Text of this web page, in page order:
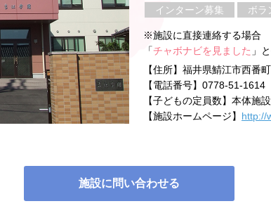
インターン募集
ボラ
※施設に直接連絡する場合
「チャボナビを見ました 」
【住所】 福井県鯖江市西番
【電話番号】 0778-51-1614
【子どもの定員数】 本体施
【施設ホームページ】 http://
施設に問い合わせる